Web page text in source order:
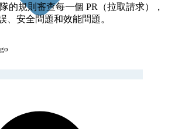
的規則審查每一個 PR（拉取請求），
、安全問題和效能問題。